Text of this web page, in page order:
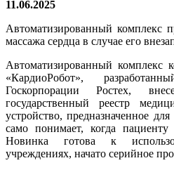
11.06.2025
Автоматизированный комплекс
массажа сердца в случае его
Автоматизированный комплекс
«КардиоРобот»,
Госкорпорации Ростех,
государственный реестр
устройство, предназначенное
само понимает, когда
Новинка готова к
учреждениях, начато серийное